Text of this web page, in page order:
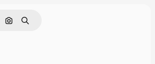
画像で検索
検索